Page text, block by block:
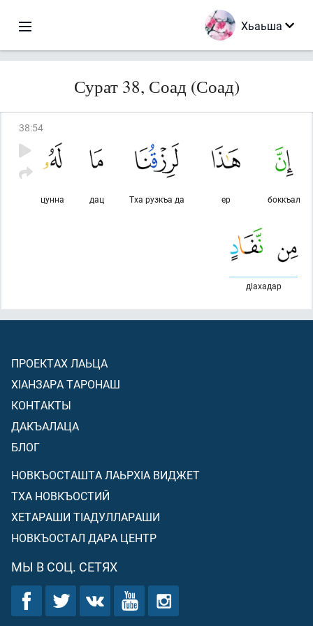
Хьаьша
Сурат 38, Соад (Соад)
38:54
боккъал
ер
Тха рузкъа да
дац
цунна
дlахадар
ПРОЕКТАХ ЛАЬЦА
ХIАНЗАРА ТАРОНАШ
КОНТАКТЫ
ДАКЪАЛАЦА
БЛОГ
НОВКЪОСТАШТА ЛАЬРХIА ВИДЖЕТ
ТХА НОВКЪОСТИЙ
ХЕТАРАШИ ТIАДУЛЛАРАШИ
НОВКЪОСТАЛ ДАРА ЦЕНТР
МЫ В СОЦ. СЕТЯХ